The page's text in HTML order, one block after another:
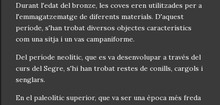
Durant l'edat del bronze, les coves eren utilitzades per a
l'emmagatzematge de diferents materials. D'aquest
període, s'han trobat diversos objectes característics
com una sitja i un vas campaniforme.
Del període neolític, que es va desenvolupar a través del
curs del Segre, s'hi han trobat restes de conills, cargols i
senglars.
En el paleolític superior, que va ser una època més freda